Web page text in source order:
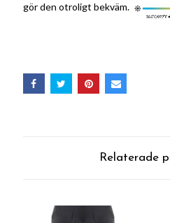
gör den otroligt bekväm.
Relaterade